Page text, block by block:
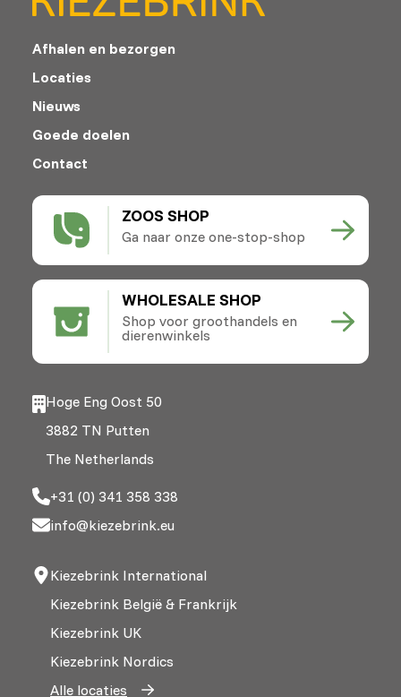
ZOOS SHOP
Ga naar onze one-stop-shop
WHOLESALE SHOP
Shop voor groothandels en
dierenwinkels
Afhalen en bezorgen
Locaties
Nieuws
Goede doelen
Contact
Hoge Eng Oost 50
3882 TN Putten
The Netherlands
+31 (0) 341 358 338
info@kiezebrink.eu
Kiezebrink International
Kiezebrink België & Frankrijk
Kiezebrink UK
Kiezebrink Nordics
Alle locaties